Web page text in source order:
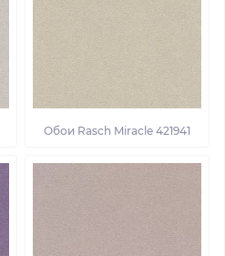
Обои Rasch Miracle 421941